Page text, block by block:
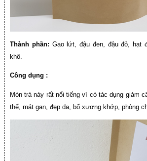
Thành phần: Gạo lứt, đậu đen, đậu đỏ, hạt
khô.
Công dụng :
Món trà này rất nổi tiếng vì có tác dụng giảm
thể, mát gan, đẹp da, bổ xương khớp, phòng